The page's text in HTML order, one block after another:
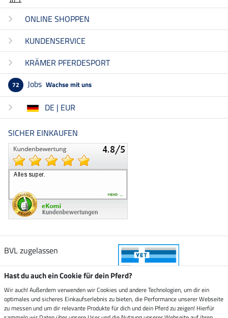
ONLINE SHOPPEN
KUNDENSERVICE
KRÄMER PFERDESPORT
72 Jobs Wachse mit uns
DE | EUR
SICHER EINKAUFEN
BVL zugelassen
Zustellung durch
Hast du auch ein Cookie für dein Pferd?
Wir auch! Außerdem verwenden wir Cookies und andere Technologien, um dir ein
optimales und sicheres Einkaufserlebnis zu bieten, die Performance unserer Webseite
zu messen und um dir relevante Produkte für dich und dein Pferd zu zeigen! Hierfür